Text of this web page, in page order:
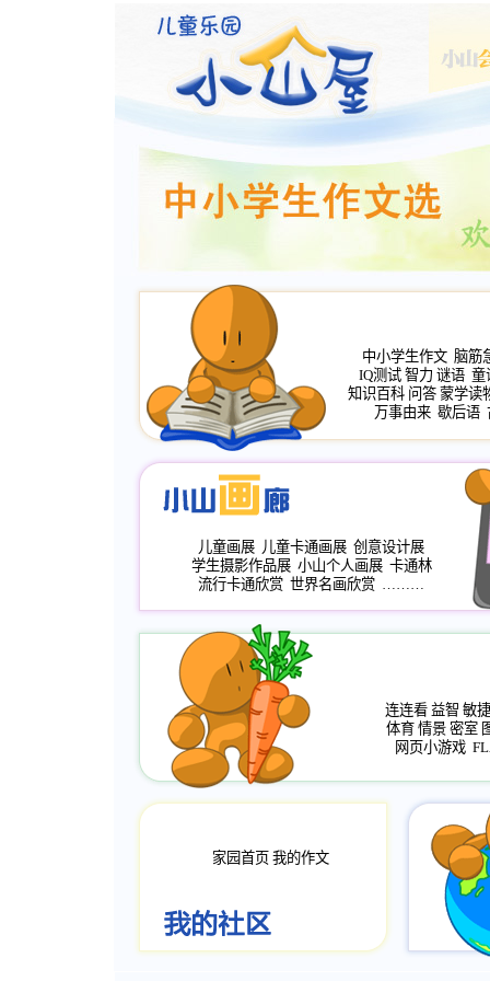
中小学生作文 脑筋
IQ测试 智力 谜语 童
知识百科 问答 蒙学读
万事由来 歇后语
儿童画展 儿童卡通画展 创意设计展
学生摄影作品展 小山个人画展 卡通林
流行卡通欣赏 世界名画欣赏 ………
连连看 益智 敏捷
体育 情景 密室
网页小游戏
家园首页 我的作文